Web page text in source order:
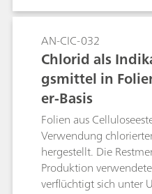
nur schwer abbaubar
«Emerging
Combustion IC mit
anschliessender
Bestimmung
von Textilien zu
AN-CIC-032
Chlorid als
gsmittel in
er-Basis
Folien aus
Verwendung
hergestellt. Die
Produktion
verflüchtigt sich unter